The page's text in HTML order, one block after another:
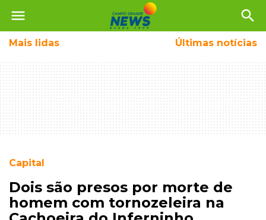
menu search
Mais lidas Últimas notícias
Capital
Dois são presos por morte de
homem com tornozeleira na